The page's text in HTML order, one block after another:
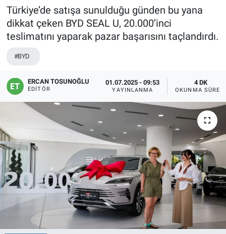
Türkiye’de satışa sunulduğu günden bu yana
dikkat çeken BYD SEAL U, 20.000’inci
teslimatını yaparak pazar başarısını taçlandırdı.
#BYD
ERCAN TOSUNOĞLU
EDITÖR
01.07.2025 - 09:53
YAYINLANMA
4 DK
OKUNMA SÜRESI